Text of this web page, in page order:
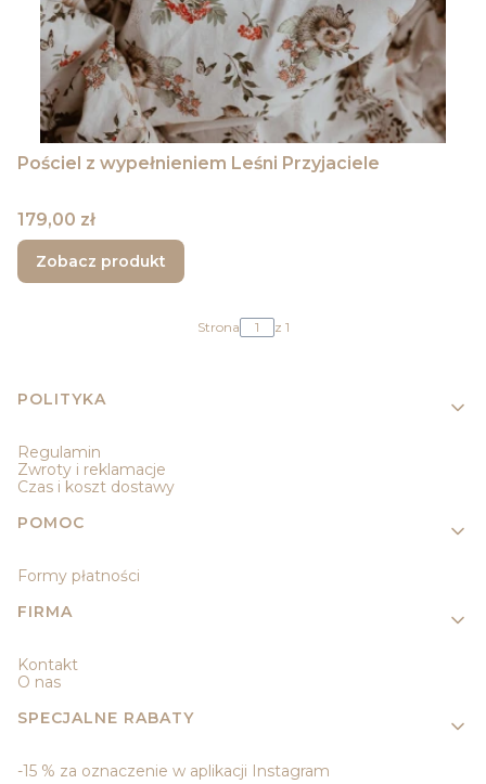
Pościel z wypełnieniem Leśni Przyjaciele
Cena
179,00 zł
Zobacz produkt
Strona z 1
Linki w stopce
POLITYKA
Regulamin
Zwroty i reklamacje
Czas i koszt dostawy
POMOC
Formy płatności
FIRMA
Kontakt
O nas
SPECJALNE RABATY
-15 % za oznaczenie w aplikacji Instagram